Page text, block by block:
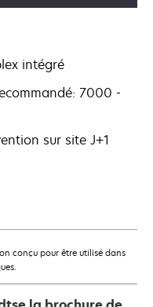
intégré
7000 -
sur site J+1
conçu pour être utilisé dans